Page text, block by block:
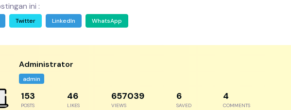
ini :
Twitter LinkedIn WhatsApp
Administrator
admin
243
POSTS
73
LIKES
1040311
VIEWS
10
SAVED
6
COMMENTS